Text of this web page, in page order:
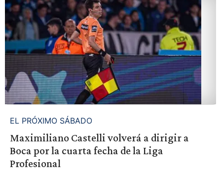
EL PRÓXIMO SÁBADO
Maximiliano Castelli volverá a dirigir a
Boca por la cuarta fecha de la Liga
Profesional